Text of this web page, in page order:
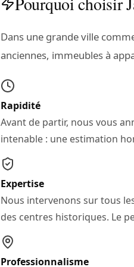
Dans une grande ville
anciennes, immeubles à
Rapidité
Avant de partir, nous vous
intenable : une estimation
Expertise
Nous intervenons sur tous
des centres historiques. Le
Professionnalisme